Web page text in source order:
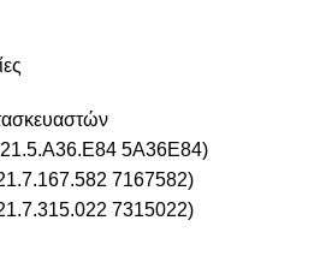
5A36E84)
7167582)
7315022)